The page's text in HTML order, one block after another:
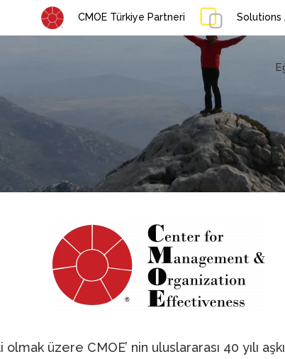
CMOE Türkiye Partneri Solutions
üzere CMOE’ nin uluslararası 40 yılı